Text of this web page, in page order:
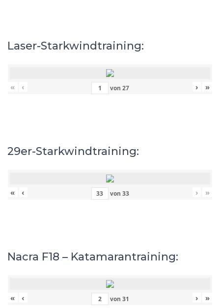
Laser-Starkwindtraining:
« ‹ von 27 › »
29er-Starkwindtraining:
« ‹ von 33 › »
Nacra F18 – Katamarantraining:
« ‹ von 31 › »